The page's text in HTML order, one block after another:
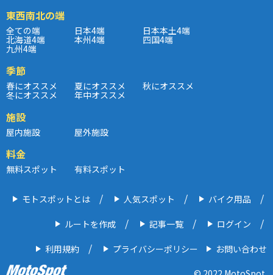
東西南北の端
全ての端 日本4端 日本本土4端
北海道4端 本州4端 四国4端
九州4端
季節
春にオススメ 夏にオススメ 秋にオススメ
冬にオススメ 年中オススメ
施設
屋内施設 屋外施設
料金
無料スポット 有料スポット
モトスポットとは 人気スポット バイク用品
ルートを作成 記事一覧 ログイン
利用規約 プライバシーポリシー
お問い合わせ